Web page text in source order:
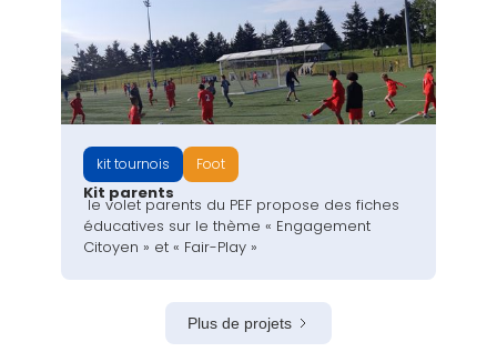
kit tournois Foot
Kit parents
le volet parents du PEF propose des fiches
éducatives sur le thème « Engagement
Citoyen » et « Fair-Play »
Plus de projets